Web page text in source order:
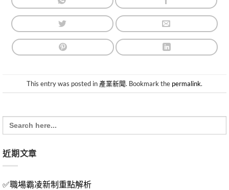
This entry was posted in 產業新聞. Bookmark the permalink.
Search
for:
近期文章
✅職場霸凌新制重點解析